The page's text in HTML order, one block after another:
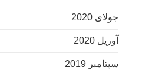
جولای 2020
آوریل 2020
سپتامبر 2019